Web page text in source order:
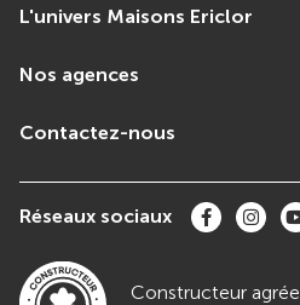
L'univers Maisons Ericlor
Nos agences
Contactez-nous
Réseaux sociaux
Constructeur agrée